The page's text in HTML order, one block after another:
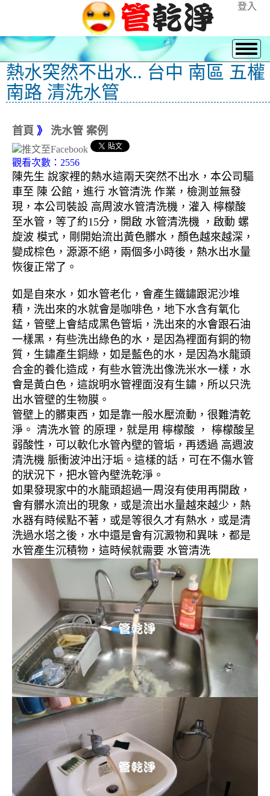
登入
熱水突然不出水.. 台中 南區 五權
南路 清洗水管
首頁 》 洗水管 案例
觀看次數：2556
陳先生 說家裡的熱水這兩天突然不出水，本公司驅
車至 陳 公館，進行 水管清洗 作業，檢測並無發
現，本公司裝設 高周波水管清洗機，灌入 檸檬酸
至水管，等了約15分，開啟 水管清洗機 ，啟動 螺
旋波 模式，剛開始流出黃色髒水，顏色越來越深，
變成棕色，源源不絕，兩個多小時後，熱水出水量
恢復正常了。
如是自來水，如水管老化，會產生鐵鏽跟泥沙堆
積，洗出來的水就會是咖啡色，地下水含有氧化
錳，管壁上會結成黑色管垢，洗出來的水會跟石油
一樣黑，有些洗出綠色的水，是因為裡面有銅的物
質，生鏽產生銅綠，如是藍色的水，是因為水龍頭
合金的養化造成，有些水管洗出像洗米水一樣，水
會是黃白色，這說明水管裡面沒有生鏽，所以只洗
出水管壁的生物膜。
管壁上的髒東西，如是靠一般水壓流動，很難清乾
淨。 清洗水管 的原理，就是用 檸檬酸 ， 檸檬酸呈
弱酸性，可以軟化水管內壁的管垢，再透過 高週波
清洗機 脈衝波沖出汙垢。這樣的話，可在不傷水管
的狀況下，把水管內壁洗乾淨。
如果發現家中的水龍頭超過一周沒有使用再開啟，
會有髒水流出的現象，或是流出水量越來越少，熱
水器有時候點不著，或是等很久才有熱水，或是清
洗過水塔之後，水中還是會有沉澱物和異味，都是
水管產生沉積物，這時候就需要 水管清洗